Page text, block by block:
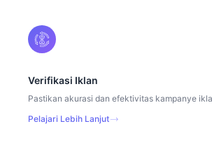
Verifikasi Iklan
Pastikan akurasi dan efektivitas kampanye
Pelajari Lebih Lanjut